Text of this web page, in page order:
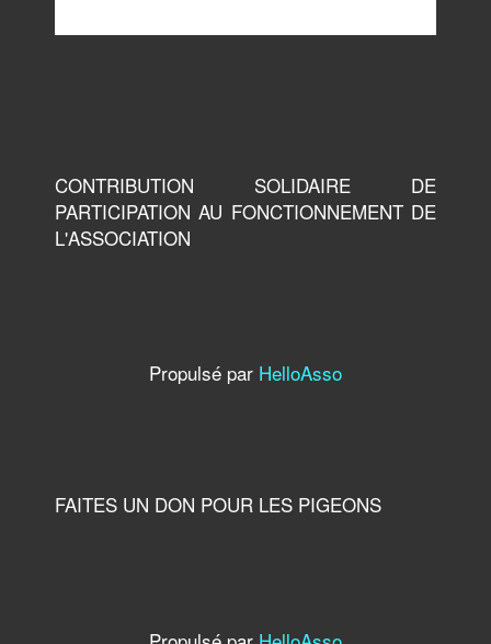
CONTRIBUTION SOLIDAIRE DE
PARTICIPATION AU FONCTIONNEMENT DE
L'ASSOCIATION
Propulsé par HelloAsso
FAITES UN DON POUR LES PIGEONS